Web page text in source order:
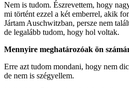
Nem is tudom. Észrevettem, hogy
mi történt ezzel a két emberrel, akik
Jártam Auschwitzban, persze nem
de legalább tudom, hogy hol voltak.
Mennyire meghatározóak ön
Erre azt tudom mondani, hogy nem
de nem is szégyellem.